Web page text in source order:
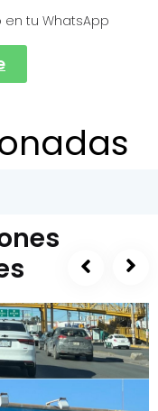
tu WhatsApp